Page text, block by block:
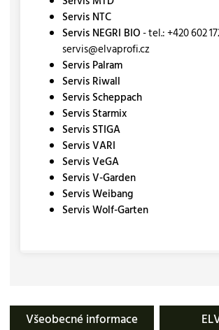
Servis NTC
Servis NEGRI BIO- tel.: +420 602
servis@elvaprofi.cz
Servis Palram
Servis Riwall
Servis Scheppach
Servis Starmix
Servis STIGA
Servis VARI
Servis VeGA
Servis V-Garden
Servis Weibang
Servis Wolf-Garten
Všeobecné informace